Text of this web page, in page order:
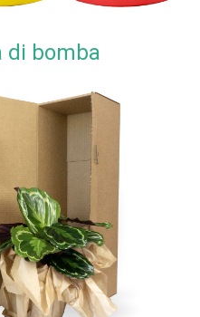
di bomba